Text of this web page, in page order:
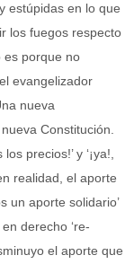
estúpidas en lo que
los fuegos respecto
es porque no
evangelizador
nueva
Constitución.
precios!’ y ‘¡ya!,
realidad, el aporte
un aporte solidario’
derecho ‘re-
el aporte que